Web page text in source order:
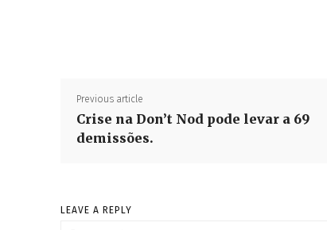
Previous article
Crise na Don’t Nod pode levar a 69
demissões.
LEAVE A REPLY